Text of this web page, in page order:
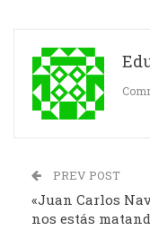
PREV POST
«Juan Carlos
nos estás